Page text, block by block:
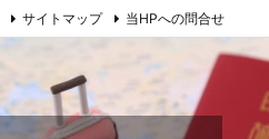
サイトマップ 当HPへの問合せ